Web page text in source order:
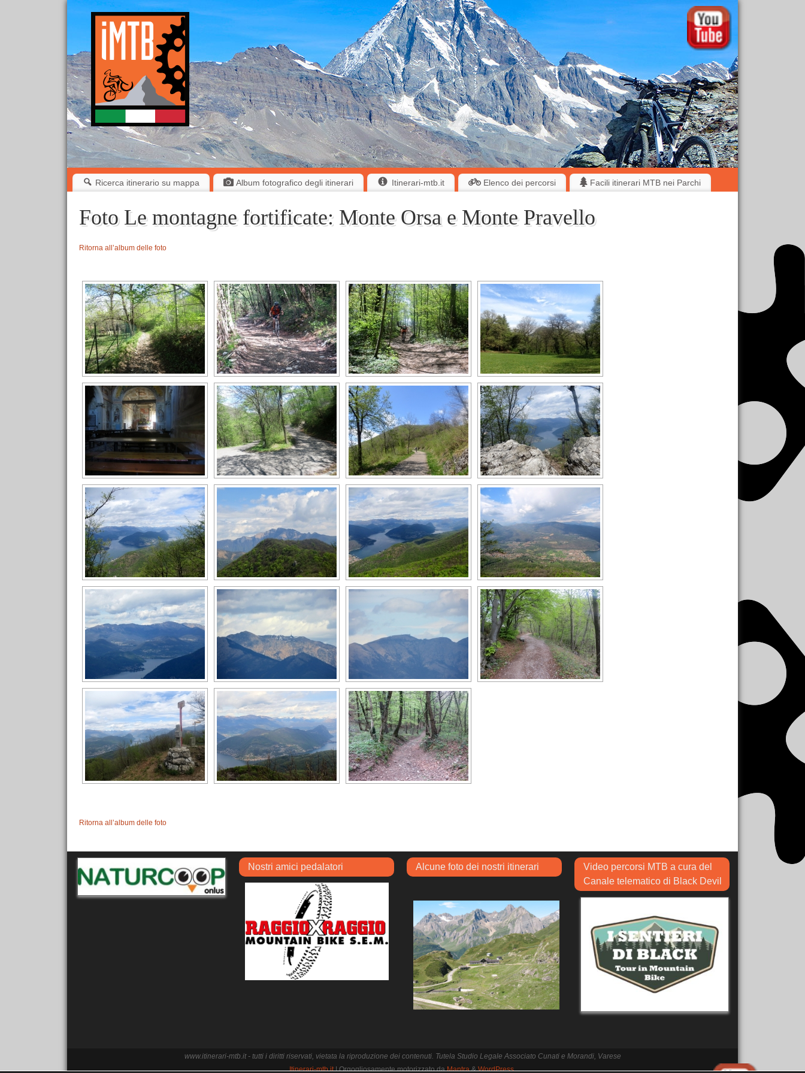
Ricerca itinerario su mappa Album fotografico degli itinerari Itinerari-mtb.it Elenco dei percorsi Facili itinerari MTB nei Parchi
Foto Le montagne fortificate: Monte Orsa e Monte Pravello
Ritorna all’album delle foto
Ritorna all’album delle foto
Nostri amici pedalatori Alcune foto dei nostri itinerari
Video percorsi MTB a cura del
Canale telematico di Black Devil
www.itinerari-mtb.it - tutti i diritti riservati, vietata la riproduzione dei contenuti. Tutela Studio Legale Associato Cunati e Morandi, Varese
Itinerari-mtb.it| Orgogliosamente motorizzato daMantra&WordPress.